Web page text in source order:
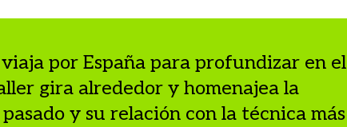
por España para profundizar en el
gira alrededor y homenajea la
y su relación con la técnica más